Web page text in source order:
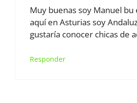
Muy buenas soy Manuel
aquí en Asturias soy
gustaría conocer chicas de
Responder